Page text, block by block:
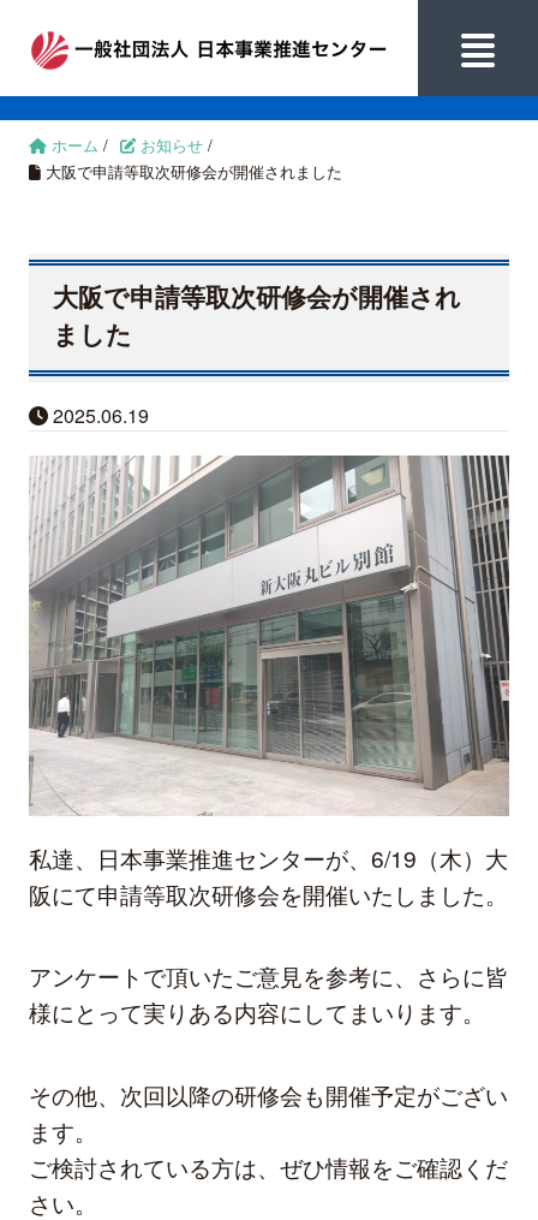
ホーム / お知らせ /
大阪で申請等取次研修会が開催されました
大阪で申請等取次研修会が開催され
ました
2025.06.19
私達、日本事業推進センターが、6/19（木）大
阪にて申請等取次研修会を開催いたしました。
アンケートで頂いたご意見を参考に、さらに皆
様にとって実りある内容にしてまいります。
その他、次回以降の研修会も開催予定がござい
ます。
ご検討されている方は、ぜひ情報をご確認くだ
さい。